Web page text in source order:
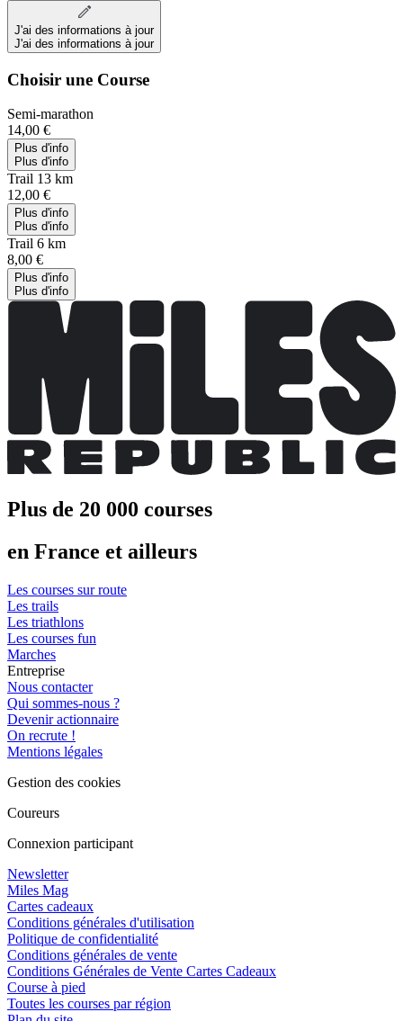
J'ai des informations à jour
J'ai des informations à jour
Choisir une Course
Semi-marathon
14,00 €
Plus d'info
Plus d'info
Trail 13 km
12,00 €
Plus d'info
Plus d'info
Trail 6 km
8,00 €
Plus d'info
Plus d'info
Plus de 20 000 courses
en France et ailleurs
Les courses sur route
Les trails
Les triathlons
Les courses fun
Marches
Entreprise
Nous contacter
Qui sommes-nous ?
Devenir actionnaire
On recrute !
Mentions légales
Gestion des cookies
Coureurs
Connexion participant
Newsletter
Miles Mag
Cartes cadeaux
Conditions générales d'utilisation
Politique de confidentialité
Conditions générales de vente
Conditions Générales de Vente Cartes Cadeaux
Course à pied
Toutes les courses par région